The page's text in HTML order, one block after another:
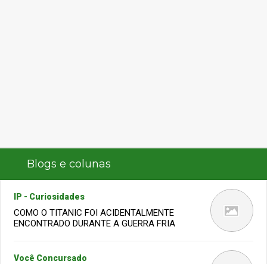
Blogs e colunas
IP - Curiosidades
COMO O TITANIC FOI ACIDENTALMENTE
ENCONTRADO DURANTE A GUERRA FRIA
Você Concursado